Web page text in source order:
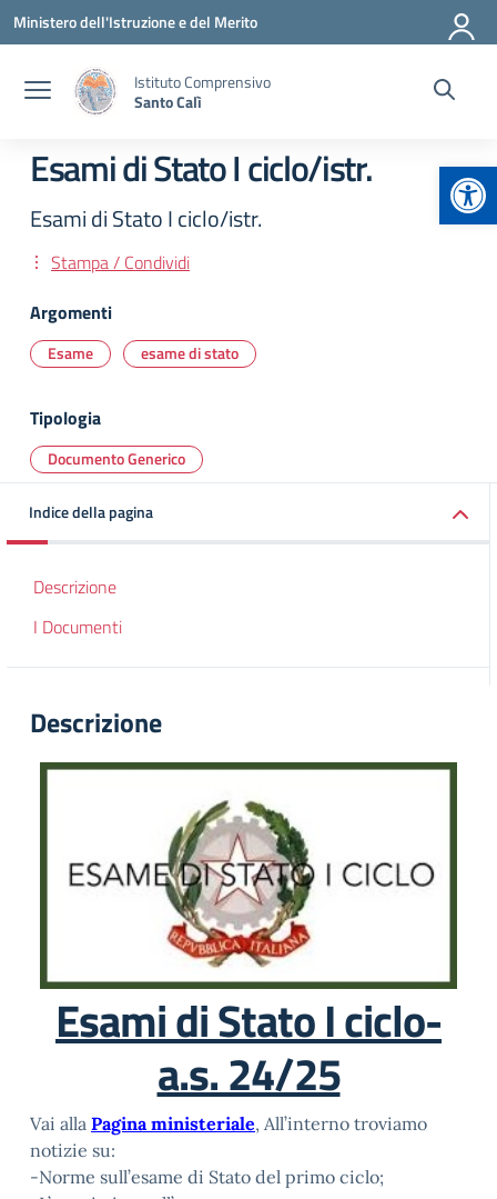
Vai ai contenuti
Vai al menu di navigazione
Vai al footer
Ministero dell'Istruzione e del Merito
Istituto Comprensivo
Santo Calì
Esami di Stato I ciclo/istr.
Esami di Stato I ciclo/istr.
Stampa / Condividi
Argomenti
Esame esame di stato
Tipologia
Documento Generico
Indice della pagina
Descrizione
I Documenti
Descrizione
Esami di Stato I ciclo-
a.s. 24/25
Vai alla Pagina ministeriale, All’interno troviamo
notizie su:
-Norme sull’esame di Stato del primo ciclo;